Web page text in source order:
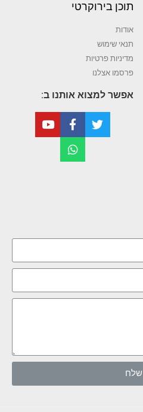
תוכן בירוקרטי
אודות
תנאי שימוש
מדיניות פרטיות
פרסמו אצלנו
אפשר למצוא אותנו ב:
שלח